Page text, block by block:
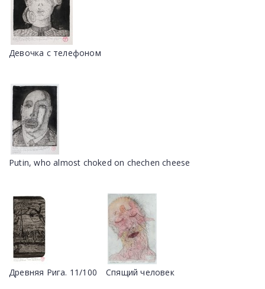
Девочка с телефоном
Putin, who almost choked on chechen cheese
Древняя Рига. 11/100 Спящий человек